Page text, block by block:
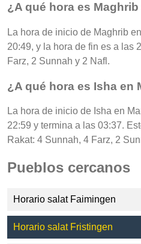
¿A qué hora es
La hora de inicio de Maghrib
20:49, y la hora de fin es a las
Farz, 2 Sunnah y 2 Nafl.
¿A qué hora es Isha en
La hora de inicio de Isha en
22:59 y termina a las 03:37.
Rakat: 4 Sunnah, 4 Farz, 2
Pueblos cercanos
Horario salat Faimingen
Horario salat Fristingen